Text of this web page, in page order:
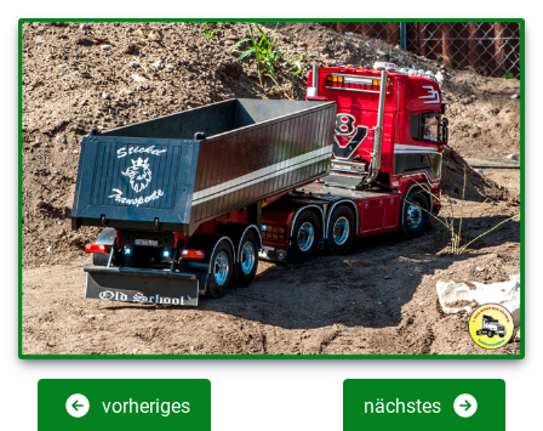
vorheriges nächstes